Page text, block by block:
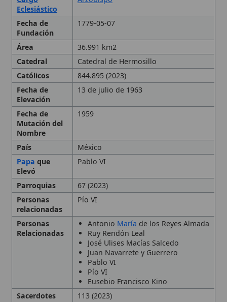
Área
Catedral
Catedral de Hermosillo
Católicos
Fecha de
Elevación
13 de julio de 1963
Fecha de
Mutación del
Nombre
1959
País
Papaque
Elevó
Pablo VI
Parroquias
Personas
relacionadas
Pío VI
Personas
Relacionadas Ruy Rendón Leal
José Ulises Macías Salcedo
Juan Navarrete y Guerrero
Pablo VI
Eusebio Francisco Kino
Sacerdotes
113 (2023)
27 (2023)
Diócesis, Archidiócesis,
Metropolitana, Sonora
Hermosillo